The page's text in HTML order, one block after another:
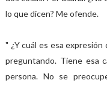
lo que dicen? Me ofende.
" ¿Y cuál es esa
preguntando. Tiene esa
persona. No se